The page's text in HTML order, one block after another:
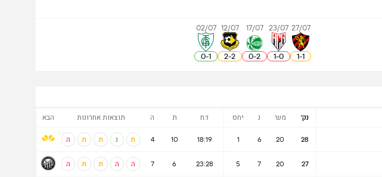
27/07
1
-
1
23/07
0
-
1
17/07
2
-
0
12/07
2
-
2
02/07
1
-
0
נק' מש' נ יחס ז:ח ת ה תוצאות אחרונות הבא
28
20
6
1
18:19
10
4 ת נ ת ת ה
27
20
7
5
23:28
6
7 ה ה ת ת ה